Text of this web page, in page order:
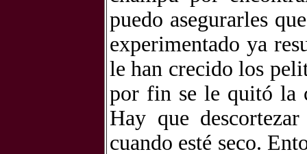
puedo asegurarles
experimentado ya
le han crecido los
por fin se le quitó la
Hay que
cuando esté seco.